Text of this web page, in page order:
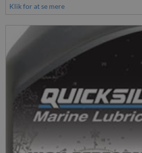
Klik for at se mere